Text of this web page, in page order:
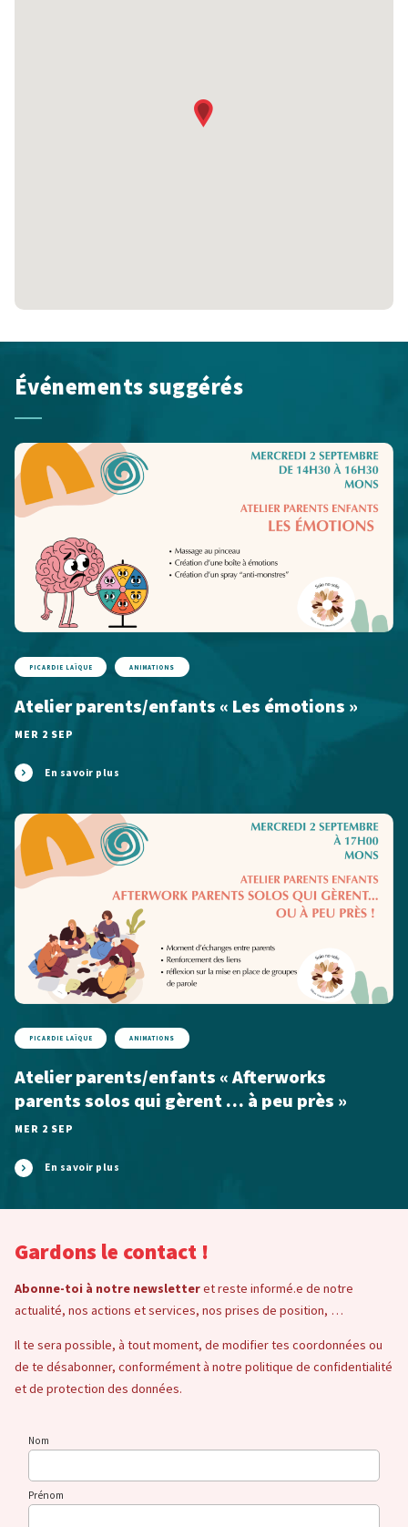
Événements suggérés
PICARDIE LAÏQUE ANIMATIONS
Atelier parents/enfants « Les émotions »
MER 2 SEP
En savoir plus
PICARDIE LAÏQUE ANIMATIONS
Atelier parents/enfants « Afterworks
parents solos qui gèrent … à peu près »
MER 2 SEP
En savoir plus
Gardons le contact !
Abonne-toi à notre newsletteret reste informé.e de notre
actualité, nos actions et services, nos prises de position, …
Il te sera possible, à tout moment, de modifier tes coordonnées ou
de te désabonner, conformément à notre politique de confidentialité
et de protection des données.
Nom
Prénom